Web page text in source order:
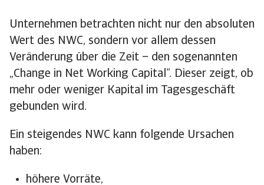
Unternehmen betrachten nicht nur den absoluten
Wert des NWC, sondern vor allem dessen
Veränderung über die Zeit – den sogenannten
„Change in Net Working Capital“. Dieser zeigt, ob
mehr oder weniger Kapital im Tagesgeschäft
gebunden wird.
Ein steigendes NWC kann folgende Ursachen
haben:
höhere Vorräte,